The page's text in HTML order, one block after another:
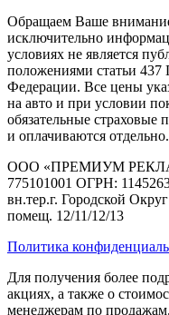
Обращаем Ваше
исключительно
условиях не является
положениями статьи 437
Федерации. Все цены
на авто и при условии
обязательные страховые
и оплачиваются отдельно.
ООО «ПРЕМИУМ
775101001 ОГРН:
вн.тер.г. Городской
помещ. 12/11/12/13
Политика
Для получения более
акциях, а также о
менеджерам по продажам.